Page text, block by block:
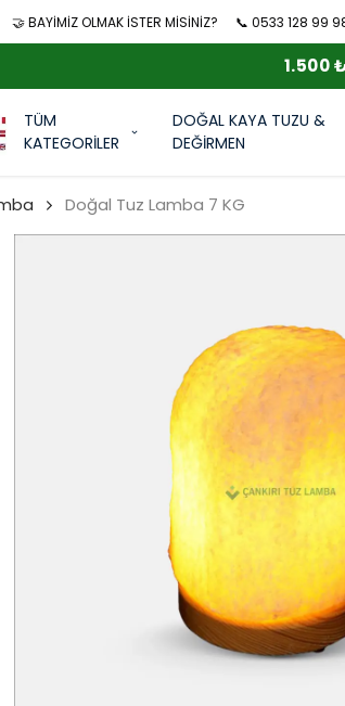
🤝 BAYİMİZ OLMAK İSTER MİSİNİZ? 📞 0533 128 99
1.500
TÜM
KATEGORİLER
DOĞAL KAYA TUZU &
DEĞİRMEN
Doğal Tuz Lamba 7 KG